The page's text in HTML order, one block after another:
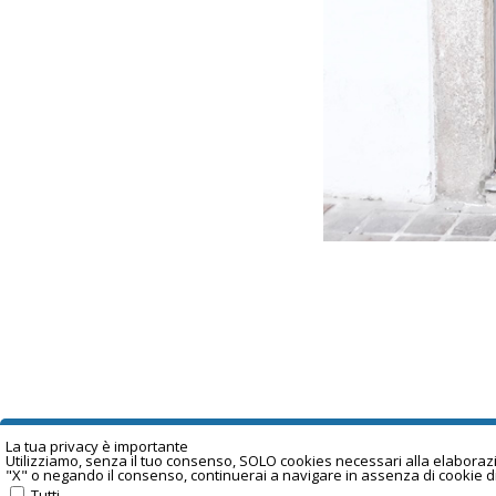
La tua privacy è importante
Utilizziamo, senza il tuo consenso, SOLO cookies necessari alla
"X" o negando il consenso, continuerai a navigare in assenza di cookie